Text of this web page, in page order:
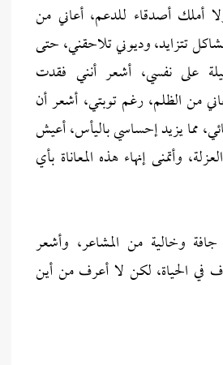
أملك أصدقاء للدعم، أعاني من
تتزايد، وديوني تلاحقني، حتى
على نفسي، أشعر أنني فقدت
من الظلم، رغم توبتي، أشعر أن
مما يزيد إحساسي باليأس، أعيش
وأتمنى إنهاء هذه المعاناة بأي
وخالية من المشاعر، وأشعر
في الحياة، لكن لا أعرف من أين